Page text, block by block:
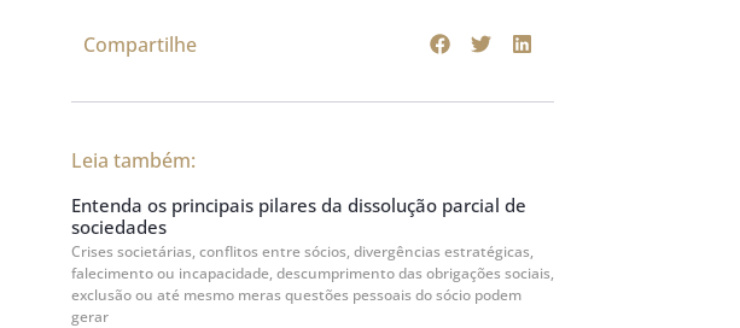
Compartilhe
Leia também:
Entenda os principais pilares da dissolução parcial de
sociedades
Crises societárias, conflitos entre sócios, divergências estratégicas,
falecimento ou incapacidade, descumprimento das obrigações sociais,
exclusão ou até mesmo meras questões pessoais do sócio podem
gerar